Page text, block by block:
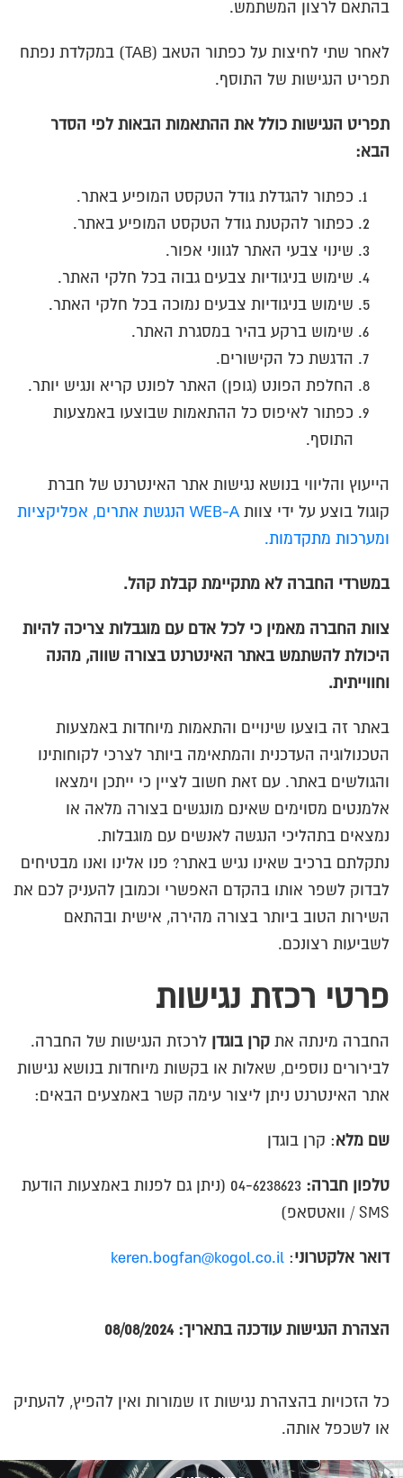
בהתאם לרצון המשתמש.
לאחר שתי לחיצות על כפתור הטאב (TAB) במקלדת נפתח
תפריט הנגישות של התוסף.
תפריט הנגישות כולל את ההתאמות הבאות לפי הסדר
הבא:
כפתור להגדלת גודל הטקסט המופיע באתר.
כפתור להקטנת גודל הטקסט המופיע באתר.
שינוי צבעי האתר לגווני אפור.
שימוש בניגודיות צבעים גבוה בכל חלקי האתר.
שימוש בניגודיות צבעים נמוכה בכל חלקי האתר.
שימוש ברקע בהיר במסגרת האתר.
הדגשת כל הקישורים.
החלפת הפונט (גופן) האתר לפונט קריא ונגיש יותר.
כפתור לאיפוס כל ההתאמות שבוצעו באמצעות
התוסף.
הייעוץ והליווי בנושא נגישות אתר האינטרנט של חברת
קוגול בוצע על ידי צוות
WEB-A הנגשת אתרים, אפליקציות
ומערכות מתקדמות.
במשרדי החברה לא מתקיימת קבלת קהל.
צוות החברה מאמין כי לכל אדם עם מוגבלות צריכה להיות
היכולת להשתמש באתר האינטרנט בצורה שווה, מהנה
וחווייתית.
באתר זה בוצעו שינויים והתאמות מיוחדות באמצעות
הטכנולוגיה העדכנית והמתאימה ביותר לצרכי לקוחותינו
והגולשים באתר. עם זאת חשוב לציין כי ייתכן וימצאו
אלמנטים מסוימים שאינם מונגשים בצורה מלאה או
נמצאים בתהליכי הנגשה לאנשים עם מוגבלות.
נתקלתם ברכיב שאינו נגיש באתר? פנו אלינו ואנו מבטיחים
לבדוק לשפר אותו בהקדם האפשרי וכמובן להעניק לכם את
השירות הטוב ביותר בצורה מהירה, אישית ובהתאם
לשביעות רצונכם.
פרטי רכזת נגישות
החברה מינתה את קרן בוגדן לרכזת הנגישות של החברה.
לבירורים נוספים, שאלות או בקשות מיוחדות בנושא נגישות
אתר האינטרנט ניתן ליצור עימה קשר באמצעים הבאים:
שם מלא: קרן בוגדן
טלפון חברה:
04-6238623 (ניתן גם לפנות באמצעות הודעת
SMS / וואטסאפ)
דואר אלקטרוני:
keren.bogfan@kogol.co.il
הצהרת הנגישות עודכנה בתאריך: 08/08/2024
כל הזכויות בהצהרת נגישות זו שמורות ואין להפיץ, להעתיק
או לשכפל אותה.